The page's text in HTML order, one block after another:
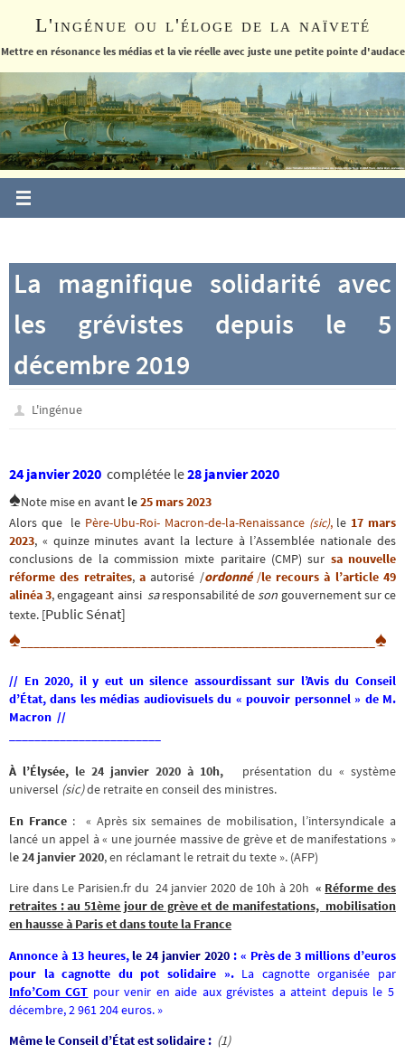
le
L'ingénue ou l'éloge de la naïveté
Mettre en résonance les médias et la vie réelle avec juste une petite pointe d'audace
La magnifique solidarité avec
les grévistes depuis le 5
décembre 2019
L'ingénue
24 janvier 2020 complétée le28 janvier 2020
♠Note mise en avant le25mars2023
Alors que le Père-Ubu-Roi- Macron-de-la-Renaissance (sic),le 17 mars
2023, « quinze minutes avant la lecture à l’Assemblée nationale des
conclusions de la commission mixte paritaire (CMP) sur sa nouvelle
réforme des retraites, a autorisé /ordonné/le recours à l’article 49
alinéa 3, engageant ainsi saresponsabilité deson gouvernement sur ce
texte. [Public Sénat]
♠ ♠
// En 2020, il y eut un silence assourdissant sur l’Avis du Conseil
d’État, dans les médias audiovisuels du « pouvoir personnel » de M.
Macron //
À l’Élysée, le 24 janvier 2020 à 10h,
présentation du « système
universel (sic)de retraite en conseil des ministres.
En France : « Après six semaines de mobilisation, l’intersyndicale a
lancé un appel à « une journée massive de grève et de manifestations »
le 24 janvier 2020, en réclamant le retrait du texte ». (AFP)
Lire dans Le Parisien.fr du 24 janvier 2020 de 10h à 20h « Réforme des
retraites : au 51ème jour de grève et de manifestations, mobilisation
en hausse à Paris et dans toute la France
Annonce à 13 heures,le 24 janvier 2020 : « Près de 3 millions d’euros
pour la cagnotte du pot solidaire ».La cagnotte organisée par
Info’Com CGT pour venir en aide aux grévistes a atteint depuis le 5
décembre, 2 961 204 euros. »
Même le Conseil d’État est solidaire : (1)